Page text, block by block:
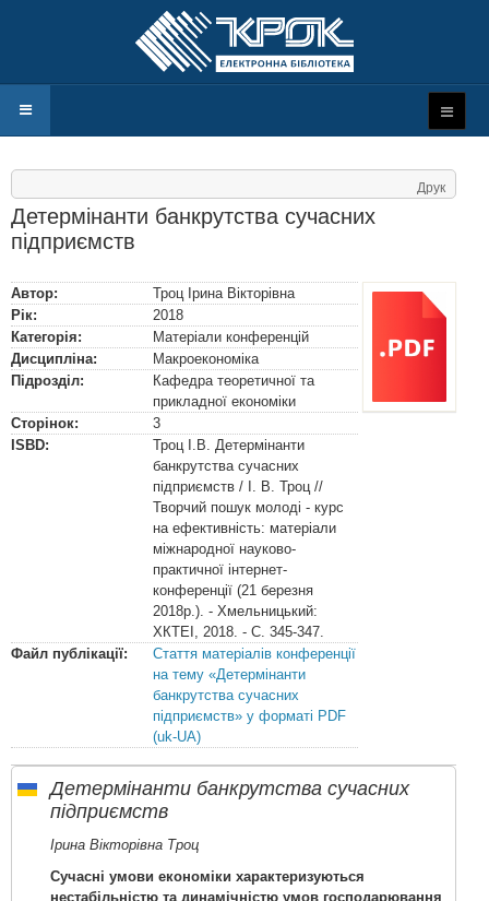
Друк
Детермінанти банкрутства сучасних
підприємств
Автор:
Троц Ірина Вікторівна
Рік:
2018
Категорія:
Матеріали конференцій
Дисципліна:
Макроекономіка
Підрозділ:
Кафедра теоретичної та
прикладної економіки
Сторінок:
3
ISBD:
Троц І.В. Детермінанти
банкрутства сучасних
підприємств / І. В. Троц //
Творчий пошук молоді - курс
на ефективність: матеріали
міжнародної науково-
практичної інтернет-
конференції (21 березня
2018р.). - Хмельницький:
ХКТЕІ, 2018. - С. 345-347.
Файл публікації:
Стаття матеріалів конференції
на тему «Детермінанти
банкрутства сучасних
підприємств» у форматі PDF
(uk-UA)
Детермінанти банкрутства сучасних
підприємств
Ірина Вікторівна Троц
Сучасні умови економіки характеризуються
нестабільністю та динамічністю умов господарювання